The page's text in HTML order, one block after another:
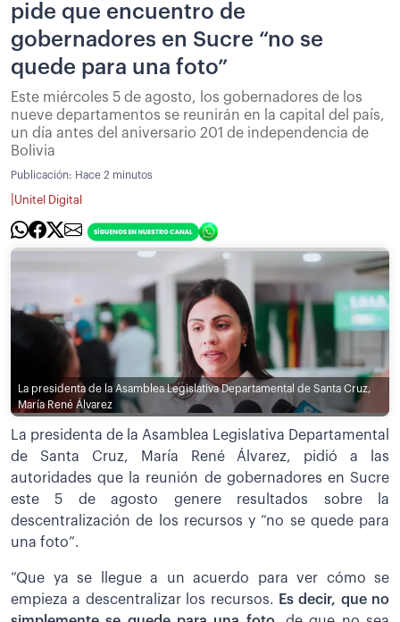
pide que encuentro de
gobernadores en Sucre “no se
quede para una foto”
Este miércoles 5 de agosto, los gobernadores de los
nueve departamentos se reunirán en la capital del país,
un día antes del aniversario 201 de independencia de
Bolivia
Publicación: Hace 2 minutos
Unitel Digital
La presidenta de la Asamblea Legislativa Departamental de Santa Cruz,
María René Álvarez
La presidenta de la Asamblea Legislativa Departamental
de Santa Cruz, María René Álvarez, pidió a las
autoridades que la reunión de gobernadores en Sucre
este 5 de agosto genere resultados sobre la
descentralización de los recursos y “no se quede para
una foto”.
“Que ya se llegue a un acuerdo para ver cómo se
empieza a descentralizar los recursos.
Es decir, que no